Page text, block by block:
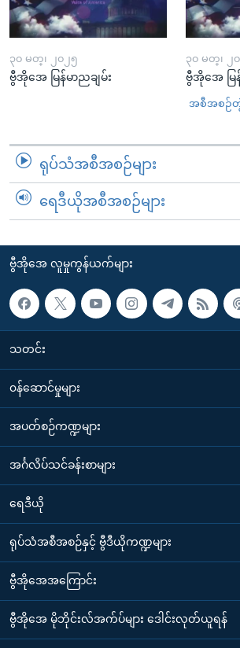
၃၀ မတ္၊ ၂၀၂၅
ဗွီအိုအေ မြန်မာညချမ်း
၃၀ မတ္၊ ၂
ဗွီအိုအေ မြ
အစီအစဉ်တွဲ
ရုပ်သံအစီအစဉ်များ
ရေဒီယိုအစီအစဉ်များ
ဗွီအိုအေ လူမှုကွန်ယက်များ
သတင်း
၀န်ဆောင်မှုများ
အပတ်စဉ်ကဏ္ဍများ
အင်္ဂလိပ်သင်ခန်းစာများ
ရေဒီယို
ရုပ်သံအစီအစဉ်နှင့် ဗွီဒီယိုကဏ္ဍများ
ဗွီအိုအေအကြောင်း
ဗွီအိုအေ မိုဘိုင်းလ်အက်ပ်များ ဒေါင်းလုတ်ယူရန်